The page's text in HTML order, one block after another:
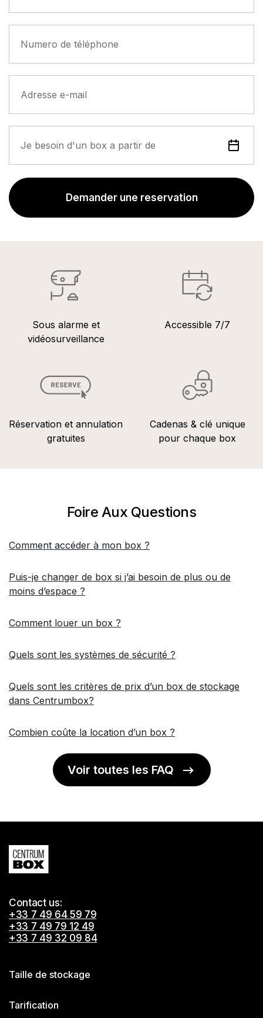
Numero de téléphone
Adresse e-mail
Je besoin d'un box a partir de
Sous alarme et
vidéosurveillance
Accessible 7/7
Réservation et annulation
gratuites
Cadenas & clé unique
pour chaque box
Foire Aux Questions
Comment accéder à mon box ?
Puis-je changer de box si j’ai besoin de plus ou de
moins d’espace ?
Comment louer un box ?
Quels sont les systèmes de sécurité ?
Quels sont les critères de prix d’un box de stockage
dans Centrumbox?
Combien coûte la location d’un box ?
Voir toutes les FAQ
Contact us:
+33 7 49 64 59 79
+33 7 49 79 12 49
+33 7 49 32 09 84
Taille de stockage
Tarification